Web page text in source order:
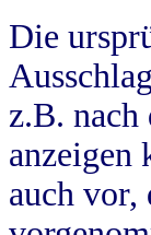
Die
z.B.
anzeigen
auch vor,